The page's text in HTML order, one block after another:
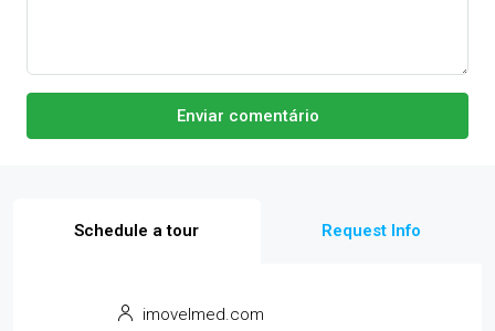
Enviar comentário
Schedule a tour Request Info
imovelmed.com